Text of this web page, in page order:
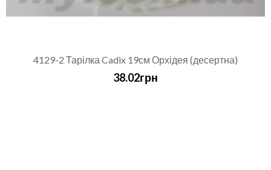
4129-2 Тарілка Cadix 19см Орхідея (десертна)
38.02грн